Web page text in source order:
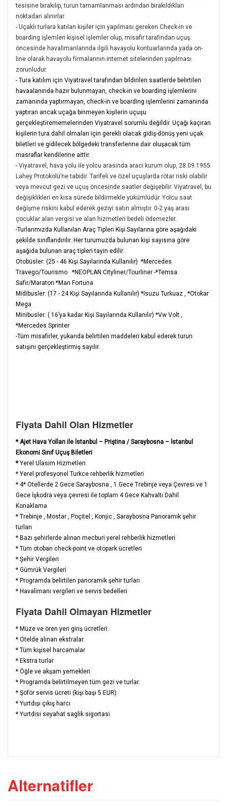
tesisine bırakılıp, turun tamamlanması ardından bırakıldıkları
noktadan alınırlar.
- Uçaklı turlara katılan kişiler için yapılması gereken Check-in ve
boarding işlemleri kişisel işlemler olup, misafir tarafından uçuş
öncesinde havalimanlarında ilgili havayolu kontuarlarında yada on-
line olarak havayolu firmalarının internet sitelerinden yapılması
zorunludur.
- Tura katılım için Viyatravel tarafından bildirilen saatlerde belirtilen
havaalanında hazır bulunmayan, check-in ve boarding işlemlerini
zamanında yaptırmayan, check-in ve boarding işlemlerini zamanında
yaptıran ancak uçağa binmeyen kişilerin uçuşu
gerçekleştirememelerinden Viyatravel sorumlu değildir. Uçağı kaçıran
kişilerin tura dahil olmaları için gerekli olacak gidiş-dönüş yeni uçak
biletleri ve gidilecek bölgedeki transferlerine dair oluşacak tüm
masraflar kendilerine aittir.
- Viyatravel, hava yolu ile yolcu arasında aracı kurum olup, 28.09.1955
Lahey Protokolü’ne tabidir. Tarifeli ve özel uçuşlarda rötar riski olabilir
veya mevcut gezi ve uçuş öncesinde saatler değişebilir. Viyatravel, bu
değişiklikleri en kısa sürede bildirmekle yükümlüdür. Yolcu saat
değişme riskini kabul ederek geziyi satın almıştır. 0-2 yaş arası
çocuklar alan vergisi ve alan hizmetleri bedeli ödemezler.
-Turlarımızda Kullanılan Araç Tipleri Kişi Sayılarına göre aşağıdaki
şekilde sınıflandırılır. Her turumuzda bulunan kişi sayısına göre
aşağıda bulunan araç tipleri tayin edilir.
Otobüsler: (25 - 46 Kişi Sayılarında Kullanılır) *Mercedes
Travego/Tourismo *NEOPLAN Cityliner/Tourliner -*Temsa
Safir/Maraton *Man Fortuna
Midibusler: (17 - 24 Kişi Sayılarında Kullanılır) *Isuzu Turkuaz , *Otokar
Mega
Minibusler: ( 16’ya kadar Kişi Sayılarında Kullanılır) *Vw Volt ,
*Mercedes Sprinter
-Tüm misafirler, yukarıda belirtilen maddeleri kabul ederek turun
satışını gerçekleştirmiş sayılır.
Fiyata Dahil Olan Hizmetler
* Ajet Hava Yolları ile İstanbul – Priştina / Saraybosna – İstanbul
Ekonomi Sınıf Uçuş Biletleri
*Yerel Ulasim Hizmetleri
* Yerel profesyonel Turkce rehberlik hizmetleri
* 4* Otellerde 2 Gece Saraybosna , 1 Gece Trebinje veya Çevresi ve 1
Gece İşkodra veya çevresi ile toplam 4 Gece Kahvaltı Dahil
Konaklama
* Trebinje , Mostar , Poçitel , Konjic , Saraybosna Panoramik şehir
turları
* Bazı şehirlerde alınan mecburi yerel rehberlik hizmetleri
* Tüm otoban check-point ve otopark ücretleri
* Şehir Vergileri
* Gümrük Vergileri
* Programda belirtilen panoramik şehir turları
* Havalimanı vergileri ve servis bedelleri
Fiyata Dahil Olmayan Hizmetler
* Müze ve ören yeri giriş ücretleri.
* Otelde alınan ekstralar.
* Tüm kişisel harcamalar
* Ekstra turlar
* Öğle ve akşam yemekleri
* Programda belirtilmeyen tüm gezi ve turlar.
* Şöför servis ücreti (kişi başı 5 EUR)
* Yurtdışı çıkış harcı
* Yurtdisi seyahat saglik sigortasi
Alternatifler